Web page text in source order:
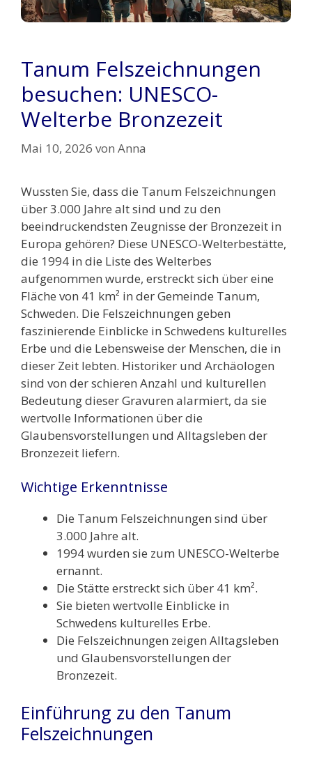
Tanum Felszeichnungen
besuchen: UNESCO-
Welterbe Bronzezeit
Mai 10, 2026 von Anna
Wussten Sie, dass die Tanum Felszeichnungen
über 3.000 Jahre alt sind und zu den
beeindruckendsten Zeugnisse der Bronzezeit in
Europa gehören? Diese UNESCO-Welterbestätte,
die 1994 in die Liste des Welterbes
aufgenommen wurde, erstreckt sich über eine
Fläche von 41 km² in der Gemeinde Tanum,
Schweden. Die Felszeichnungen geben
faszinierende Einblicke in Schwedens kulturelles
Erbe und die Lebensweise der Menschen, die in
dieser Zeit lebten. Historiker und Archäologen
sind von der schieren Anzahl und kulturellen
Bedeutung dieser Gravuren alarmiert, da sie
wertvolle Informationen über die
Glaubensvorstellungen und Alltagsleben der
Bronzezeit liefern.
Wichtige Erkenntnisse
Die Tanum Felszeichnungen sind über
3.000 Jahre alt.
1994 wurden sie zum UNESCO-Welterbe
ernannt.
Die Stätte erstreckt sich über 41 km².
Sie bieten wertvolle Einblicke in
Schwedens kulturelles Erbe.
Die Felszeichnungen zeigen Alltagsleben
und Glaubensvorstellungen der
Bronzezeit.
Einführung zu den Tanum
Felszeichnungen